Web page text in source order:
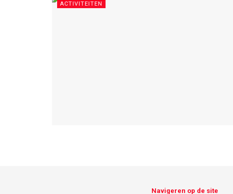
ACTIVITEITEN
Navigeren op de site